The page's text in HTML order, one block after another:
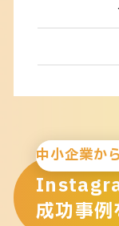
中小企業か
成功事例